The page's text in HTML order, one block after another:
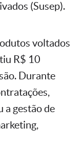
(Susep).
voltados
R$ 10
Durante
a gestão de